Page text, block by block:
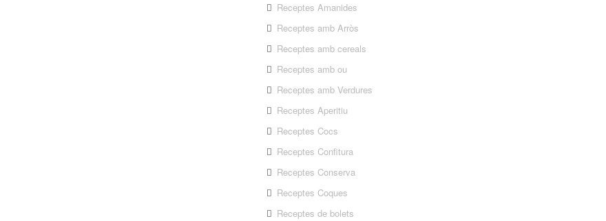
Receptes Amanides
Receptes amb Arròs
Receptes amb cereals
Receptes amb ou
Receptes amb Verdures
Receptes Aperitiu
Receptes Cocs
Receptes Confitura
Receptes Conserva
Receptes Coques
Receptes de bolets